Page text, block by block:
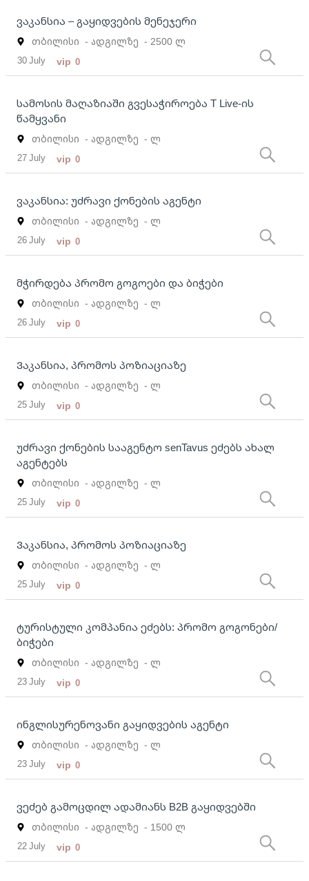
ვაკანსია – გაყიდვების მენეჯერი
თბილისი - ადგილზე - 2500 ლ
30 July vip 0
სამოსის მაღაზიაში გვესაჭიროება T Live-ის
წამყვანი
თბილისი - ადგილზე - ლ
27 July vip 0
ვაკანსია: უძრავი ქონების აგენტი
თბილისი - ადგილზე - ლ
26 July vip 0
მჭირდება პრომო გოგოები და ბიჭები
თბილისი - ადგილზე - ლ
26 July vip 0
Ვაკანსია, პრომოს პოზიაციაზე
თბილისი - ადგილზე - ლ
25 July vip 0
უძრავი ქონების სააგენტო senTavus ეძებს ახალ
აგენტებს
თბილისი - ადგილზე - ლ
25 July vip 0
Ვაკანსია, პრომოს პოზიაციაზე
თბილისი - ადგილზე - ლ
25 July vip 0
ტურისტული კომპანია ეძებს: პრომო გოგონები/
ბიჭები
თბილისი - ადგილზე - ლ
23 July vip 0
ინგლისურენოვანი გაყიდვების აგენტი
თბილისი - ადგილზე - ლ
23 July vip 0
ვეძებ გამოცდილ ადამიანს B2B გაყიდვებში
თბილისი - ადგილზე - 1500 ლ
22 July vip 0